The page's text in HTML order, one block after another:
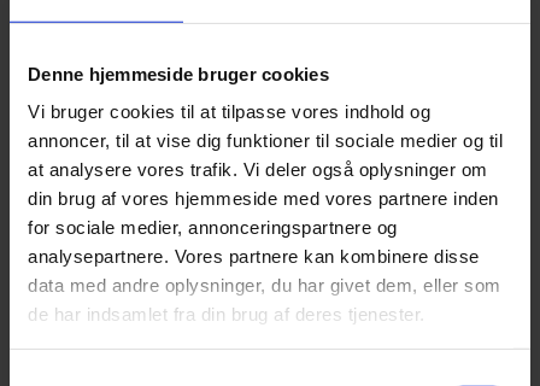
Denne hjemmeside bruger cookies
Vi bruger cookies til at tilpasse vores indhold og
annoncer, til at vise dig funktioner til sociale medier og til
at analysere vores trafik. Vi deler også oplysninger om
din brug af vores hjemmeside med vores partnere inden
for sociale medier, annonceringspartnere og
analysepartnere. Vores partnere kan kombinere disse
data med andre oplysninger, du har givet dem, eller som
de har indsamlet fra din brug af deres tjenester.
rjpe@beierholm.dk
Er specialist indenfor:
Finansiel rådgivning
Arbejder her:
Revisor Skive
Telefon:+45 96 15 49 00
Email: skive@beierholm.dk
Resenvej 81